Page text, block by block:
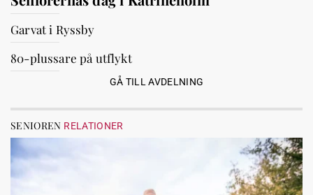
Garvat i Ryssby
80-plussare på utflykt
GÅ TILL AVDELNING
SENIOREN RELATIONER